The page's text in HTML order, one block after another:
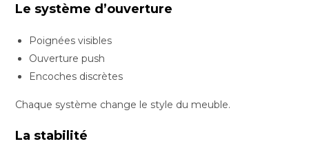
Le système d’ouverture
Poignées visibles
Ouverture push
Encoches discrètes
Chaque système change le style du meuble.
La stabilité